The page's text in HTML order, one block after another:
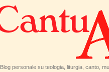
Blog personale su teologia, liturgia, canto,